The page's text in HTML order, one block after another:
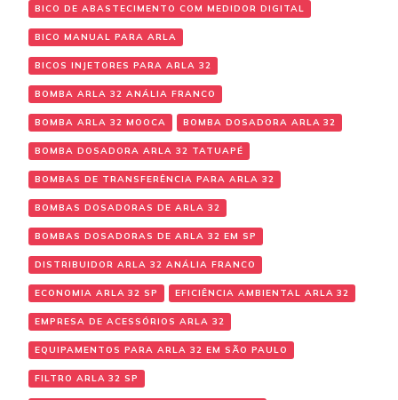
BICO DE ABASTECIMENTO COM MEDIDOR DIGITAL
BICO MANUAL PARA ARLA
BICOS INJETORES PARA ARLA 32
BOMBA ARLA 32 ANÁLIA FRANCO
BOMBA ARLA 32 MOOCA BOMBA DOSADORA ARLA 32
BOMBA DOSADORA ARLA 32 TATUAPÉ
BOMBAS DE TRANSFERÊNCIA PARA ARLA 32
BOMBAS DOSADORAS DE ARLA 32
BOMBAS DOSADORAS DE ARLA 32 EM SP
DISTRIBUIDOR ARLA 32 ANÁLIA FRANCO
ECONOMIA ARLA 32 SP EFICIÊNCIA AMBIENTAL ARLA 32
EMPRESA DE ACESSÓRIOS ARLA 32
EQUIPAMENTOS PARA ARLA 32 EM SÃO PAULO
FILTRO ARLA 32 SP